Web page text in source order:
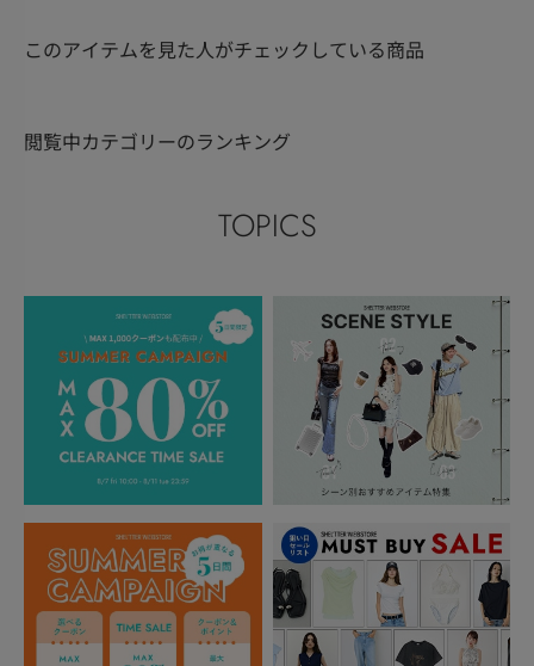
このアイテムを見た人がチェックしている商品
閲覧中カテゴリーのランキング
TOPICS